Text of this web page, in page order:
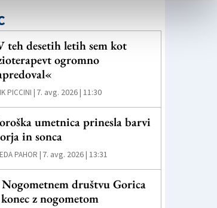
teh desetih letih sem kot
ogromno
PICCINI | 7. avg. 2026 | 11:30
umetnica prinesla barvi
in sonca
PAHOR | 7. avg. 2026 | 13:31
društvu Gorica
z nogometom